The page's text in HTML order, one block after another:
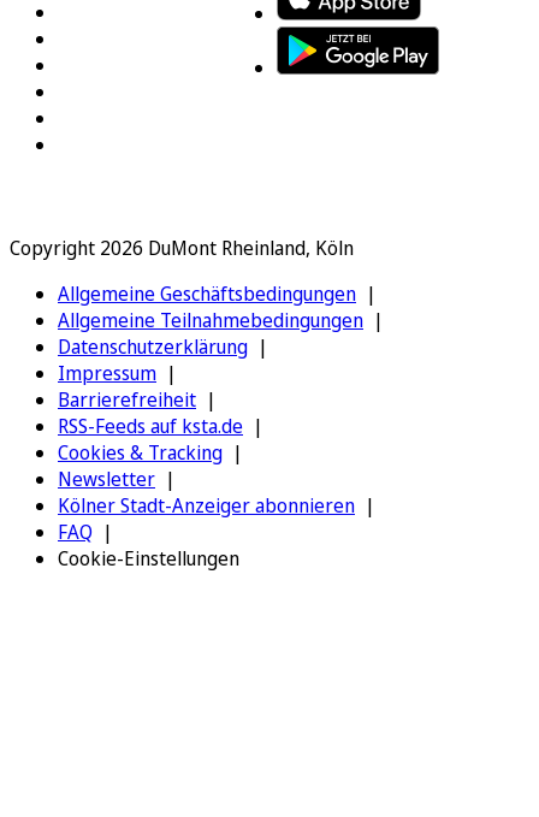
Copyright 2026 DuMont Rheinland, Köln
Allgemeine Geschäftsbedingungen
Allgemeine Teilnahmebedingungen
Datenschutzerklärung
Impressum
Barrierefreiheit
RSS-Feeds auf ksta.de
Cookies & Tracking
Newsletter
Kölner Stadt-Anzeiger abonnieren
FAQ
Cookie-Einstellungen